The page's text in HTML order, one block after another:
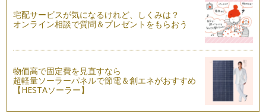
ピアノの楽しみ方「６７」練習する際の言葉がけ
それぞれの目標に向かって、ピアノのレッスンを受けてらっし
レッスンを受ける際に、練習をした曲を先生に聞いていただい
て、もっとより良い演奏へのアドバイ…
ピアノの楽しみ方「６５」スコアからのメッセージ
宅配サービスが気になるけれど、しくみは？
オンライン相談で質問＆プレゼントをもらおう
物価高で固定費を見直すなら
超軽量ソーラーパネルで節電＆創エネがおすすめ
【HESTAソーラー】